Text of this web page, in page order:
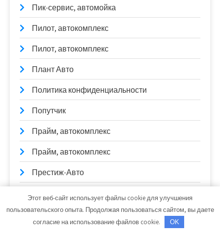
Пик-сервис, автомойка
Пилот, автокомплекс
Пилот, автокомплекс
Плант Авто
Политика конфиденциальности
Попутчик
Прайм, автокомплекс
Прайм, автокомплекс
Престиж-Авто
Престиж-Авто
Престиж-Авто
Этот веб-сайт использует файлы cookie для улучшения
пользовательского опыта. Продолжая пользоваться сайтом, вы даете
согласие на использование файлов cookie.
OK